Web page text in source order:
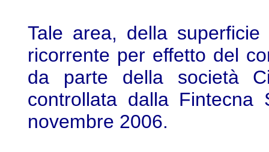
Tale area, della
ricorrente per effetto del
da parte della società
controllata dalla
novembre 2006.